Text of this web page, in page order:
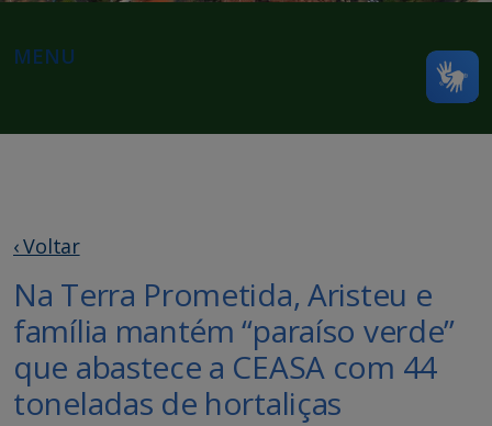
MENU
‹ Voltar
Na Terra Prometida, Aristeu e
família mantém “paraíso verde”
que abastece a CEASA com 44
toneladas de hortaliças